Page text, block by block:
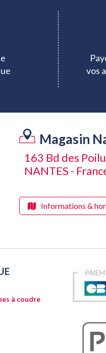
vos
Magasin
163 Bd des
NANTES -
Informations &
à coudre